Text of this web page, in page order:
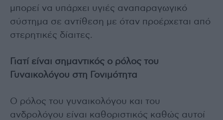
μπορεί να υπάρχει υγιές αναπαραγωγικό
σύστημα σε αντίθεση με όταν προέρχεται από
στερητικές δίαιτες.
Γιατί είναι σημαντικός ο ρόλος του
Γυναικολόγου στη Γονιμότητα
Ο ρόλος του γυναικολόγου και του
ανδρολόγου είναι καθοριστικός καθώς αυτοί